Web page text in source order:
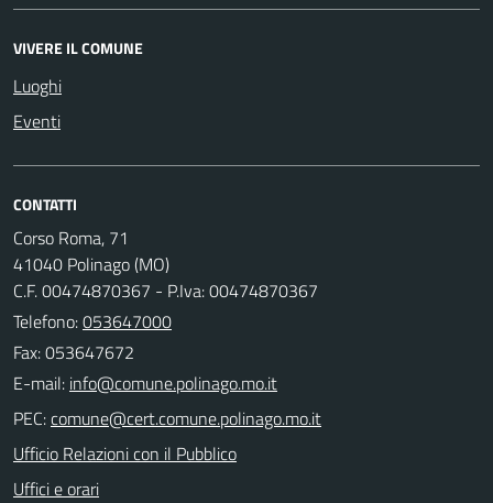
VIVERE IL COMUNE
Luoghi
Eventi
CONTATTI
Corso Roma, 71
41040 Polinago (MO)
C.F. 00474870367 - P.Iva: 00474870367
Telefono:053647000
Fax: 053647672
E-mail:
PEC:
Ufficio Relazioni con il Pubblico
Uffici e orari